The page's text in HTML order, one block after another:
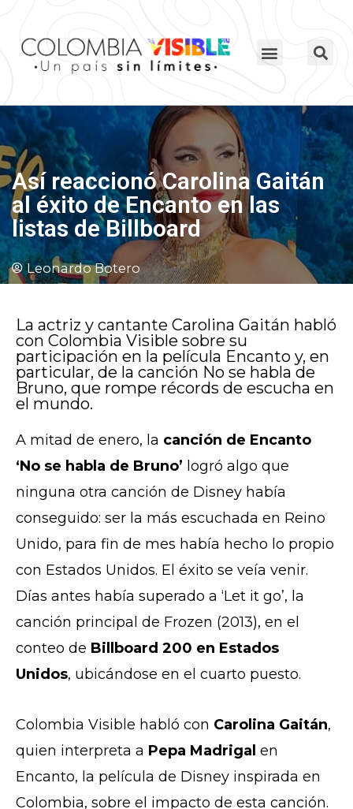
Así reaccionó Carolina Gaitán
al éxito de Encanto en las
listas de Billboard
Leonardo Botero
La actriz y cantante Carolina Gaitán habló
con Colombia Visible sobre su
participación en la película Encanto y, en
particular, de la canción No se habla de
Bruno, que rompe récords de escucha en
el mundo.
A mitad de enero, la canción de Encanto
‘No se habla de Bruno’ logró algo que
ninguna otra canción de Disney había
conseguido: ser la más escuchada en Reino
Unido, para fin de mes había hecho lo propio
con Estados Unidos. El éxito se veía venir.
Días antes había superado a ‘Let it go’, la
canción principal de Frozen (2013), en el
conteo de Billboard 200 en Estados
Unidos, ubicándose en el cuarto puesto.
Colombia Visible habló con Carolina Gaitán,
quien interpreta a Pepa Madrigal en
Encanto, la película de Disney inspirada en
Colombia, sobre el impacto de esta canción.